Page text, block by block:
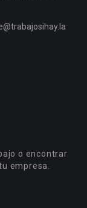
o encontrar
empresa.